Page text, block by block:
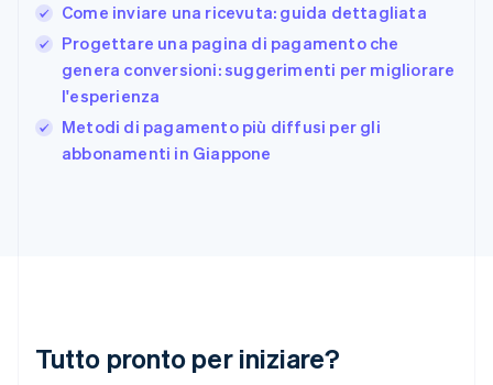
Come inviare una ricevuta: guida dettagliata
Progettare una pagina di pagamento che
genera conversioni: suggerimenti per migliorare
l'esperienza
Metodi di pagamento più diffusi per gli
abbonamenti in Giappone
Tutto pronto per iniziare?
Giappone
日本語 English
Gibilterra
English
Grecia
English
India
Lituania